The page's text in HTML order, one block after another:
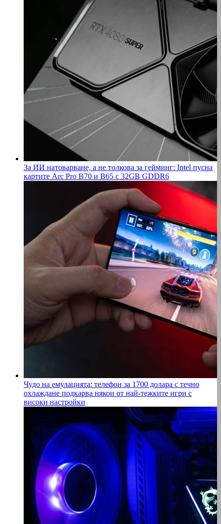
За ИИ натоварване, а не толкова за гейминг: Intel пусна
картите Arc Pro B70 и B65 с 32GB GDDR6
Чудо на емулацията: телефон за 1700 долара с течно
охлаждане подкарва някои от най-тежките игри с
високи настройки